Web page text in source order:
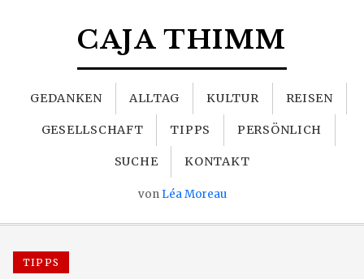
CAJA THIMM
GEDANKEN ALLTAG KULTUR REISEN
GESELLSCHAFT TIPPS PERSÖNLICH
SUCHE KONTAKT
von Léa Moreau
TIPPS